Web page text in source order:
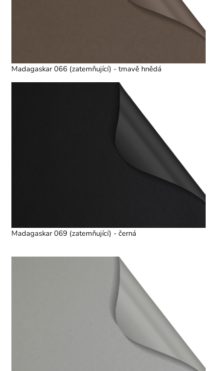
Madagaskar 066 (zatemňující) - tmavě hnědá
Madagaskar 069 (zatemňující) - černá